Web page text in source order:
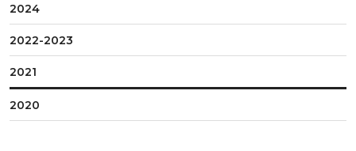
2024
2022-2023
2021
2020